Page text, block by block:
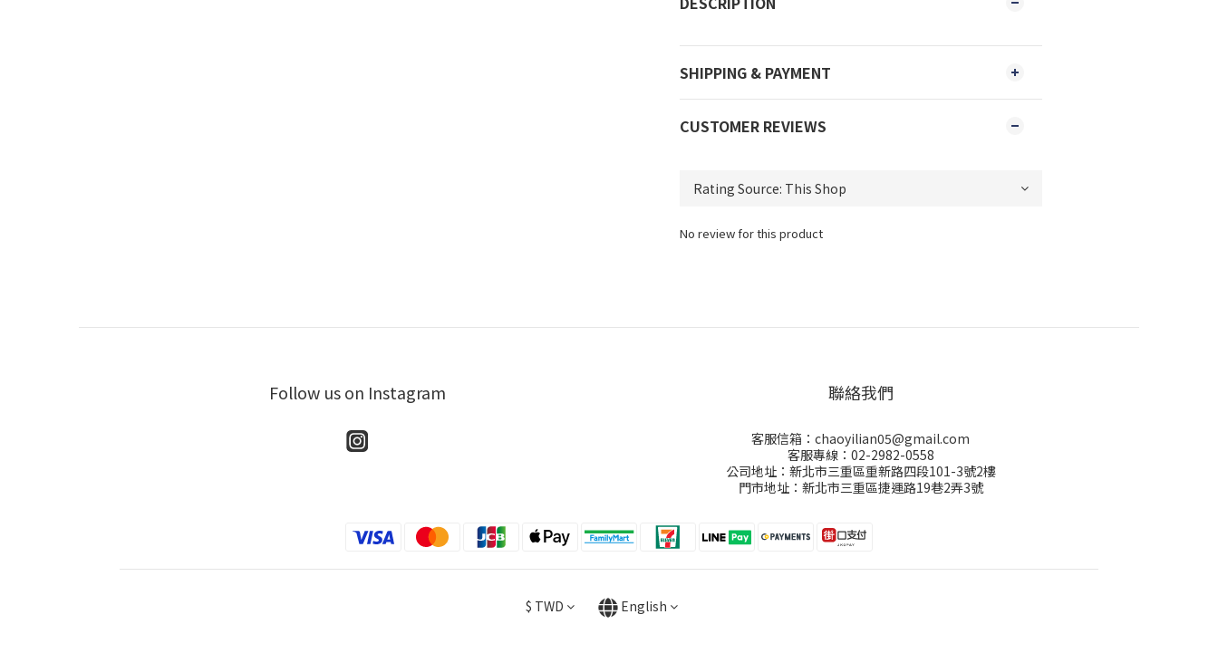
SHIPPING & PAYMENT
CUSTOMER REVIEWS
No review for this product
Follow us on Instagram 聯絡我們
客服信箱：chaoyilian05@gmail.com
客服專線：02-2982-0558
公司地址：新北市三重區重新路四段101-3號2樓
門市地址：新北市三重區捷運路19巷2弄3號
$ TWD English